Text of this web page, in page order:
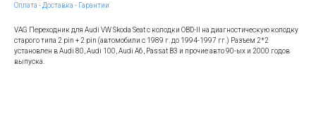
Оплата - Доставка - Гарантии
VAG Переходник для Audi VW Skoda Seat с колодки OBD-II на диагностическую колодку
старого типа 2 pin + 2 pin (автомобили c 1989 г. до 1994-1997 гг.) Разъем 2*2
установлен в Audi 80, Audi 100, Audi A6, Passat B3 и прочие авто 90-ых и 2000 годов
выпуска.